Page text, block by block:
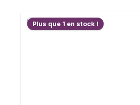
Plus que 1 en stock !